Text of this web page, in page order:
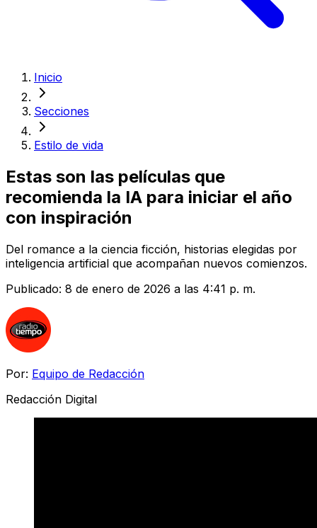
Inicio
Secciones
Estilo de vida
Estas son las películas que
recomienda la IA para iniciar el año
con inspiración
Del romance a la ciencia ficción, historias elegidas por
inteligencia artificial que acompañan nuevos comienzos.
Publicado: 8 de enero de 2026 a las 4:41 p. m.
Por: Equipo de Redacción
Redacción Digital